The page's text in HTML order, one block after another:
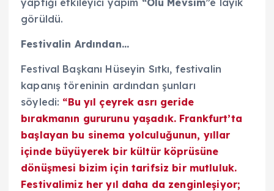
görüldü.
Festivalin Ardından…
Festival Başkanı Hüseyin Sıtkı, festivalin
kapanış töreninin ardından şunları
söyledi: “Bu yıl çeyrek asrı geride
bırakmanın gururunu yaşadık. Frankfurt’ta
başlayan bu sinema yolculuğunun, yıllar
içinde büyüyerek bir kültür köprüsüne
dönüşmesi bizim için tarifsiz bir mutluluk.
Festivalimiz her yıl daha da zenginleşiyor;